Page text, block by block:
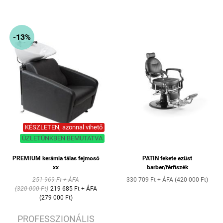
-13%
KÉSZLETEN, azonnal vihető
ÜZLETÜNKBEN BEMUTATVA
PREMIUM kerámia tálas fejmosó
xx
251 969 Ft + ÁFA
(320 000 Ft) 219 685 Ft + ÁFA
(279 000 Ft)
PROFESSZIONÁLIS
PATIN fekete ezüst
barber/férfiszék
330 709 Ft + ÁFA (420 000 Ft)